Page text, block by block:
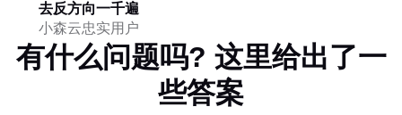
去反方向一千遍
小森云忠实用户
有什么问题吗? 这里给出了一
些答案